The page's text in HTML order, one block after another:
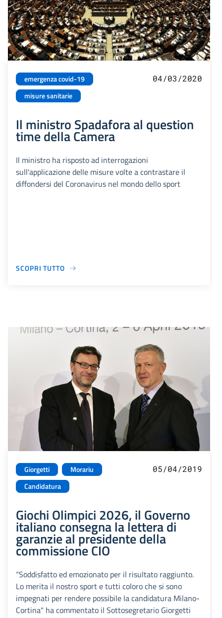
emergenza covid-19
misure sanitarie
04/03/2020
Il ministro Spadafora al question
time della Camera
Il ministro ha risposto ad interrogazioni
sull'applicazione delle misure volte a contrastare il
diffondersi del Coronavirus nel mondo dello sport
SCOPRI TUTTO
Giorgetti
Morariu
Candidatura
05/04/2019
Giochi Olimpici 2026, il Governo
italiano consegna la lettera di
garanzie al presidente della
commissione CIO
“Soddisfatto ed emozionato per il risultato raggiunto.
Lo merita il nostro sport e tutti coloro che si sono
impegnati per rendere possibile la candidatura Milano-
Cortina" ha commentato il Sottosegretario Giorgetti